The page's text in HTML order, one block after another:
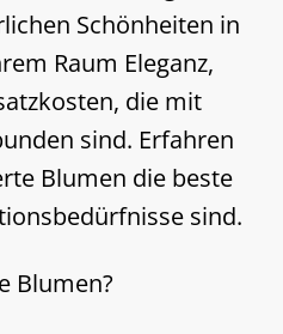
Schönheiten in
Raum Eleganz,
die mit
sind. Erfahren
Blumen die beste
sind.
Blumen?